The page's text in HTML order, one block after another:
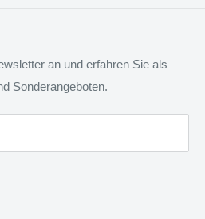
an und erfahren Sie als
Sonderangeboten.
machen können. Wir werden
besondere Dinge anbieten.
ein ideales Tagebuch zu